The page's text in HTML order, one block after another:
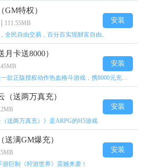
GM特权）
111.55MB
全民自由交易，百分百实现财富自由。
安装
月卡送8000）
安装
（送两万真充）
（送两万真充）》是ARPG的H5游戏
安装
送满GM爆充）
游巨制《狩游世界》震撼来袭！
安装